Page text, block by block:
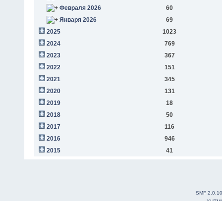
Февраля 2026
60
Января 2026
69
2025
1023
2024
769
2023
367
2022
151
2021
345
2020
131
2019
18
2018
50
2017
116
2016
946
2015
41
SMF 2.0.10